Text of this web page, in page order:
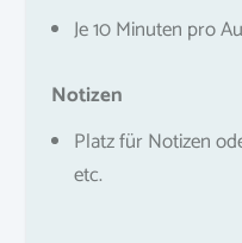
Je 10 Minuten pro
Notizen
Platz für Notizen
etc.